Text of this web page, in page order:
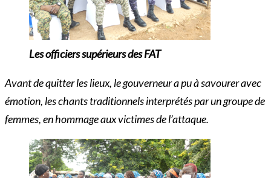
Les officiers supérieurs des FAT
Avant de quitter les lieux, le gouverneur a pu à savourer avec
émotion, les chants traditionnels interprétés par un groupe de
femmes, en hommage aux victimes de l’attaque.